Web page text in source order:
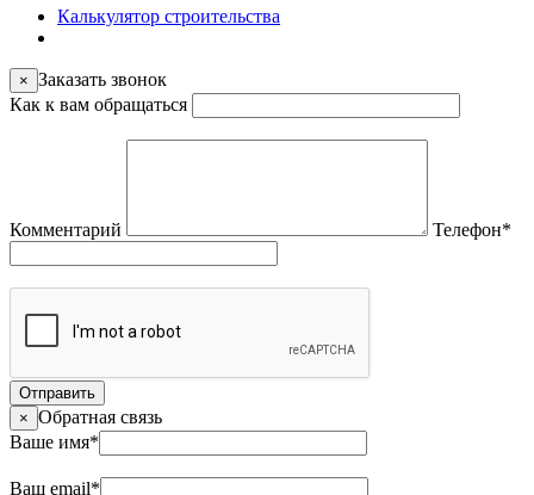
Калькулятор строительства
× Заказать звонок
Как к вам обращаться
Комментарий Телефон*
Отправить
× Обратная связь
Ваше имя*
Ваш email*